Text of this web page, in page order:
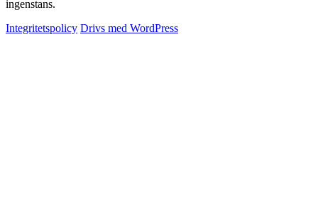
ingenstans.
Integritetspolicy Drivs med WordPress